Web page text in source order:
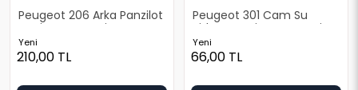
Peugeot 206 Arka Panzilot
Yeni Yan Sanayi
Yeni
210,00 TL
Peugeot 301 Cam Su
Bidonu Yeni Yan Sanayi
Yeni
66,00 TL